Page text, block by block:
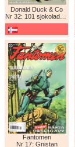
Donald Duck & Co
Nr 32: 101 sjokoladeboller
Fantomen
Nr 17: Gnistan